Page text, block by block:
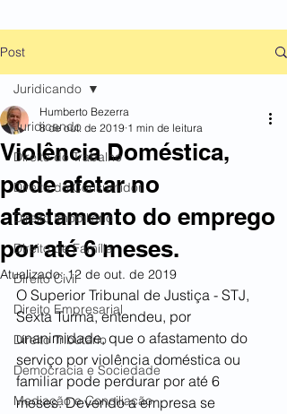
Post
Juridicando
Direito do Trabalho
Direito do Consumidor
Direito Imobiliário
Direito de Família
Direito Civil
Direito Empresarial
Direito Tributário
Democracia e Sociedade
Mediação e Conciliação
Juridicando
Violência Doméstica,
pode afetar no
afastamento do emprego
por até 6 meses.
Humberto Bezerra
8 de out. de 2019 1 min de leitura
Atualizado:12 de out. de 2019
O Superior Tribunal de Justiça - STJ,
Sexta Turma, entendeu, por
unanimidade, que o afastamento do
serviço por violência doméstica ou
familiar pode perdurar por até 6
meses. Devendo a empresa se